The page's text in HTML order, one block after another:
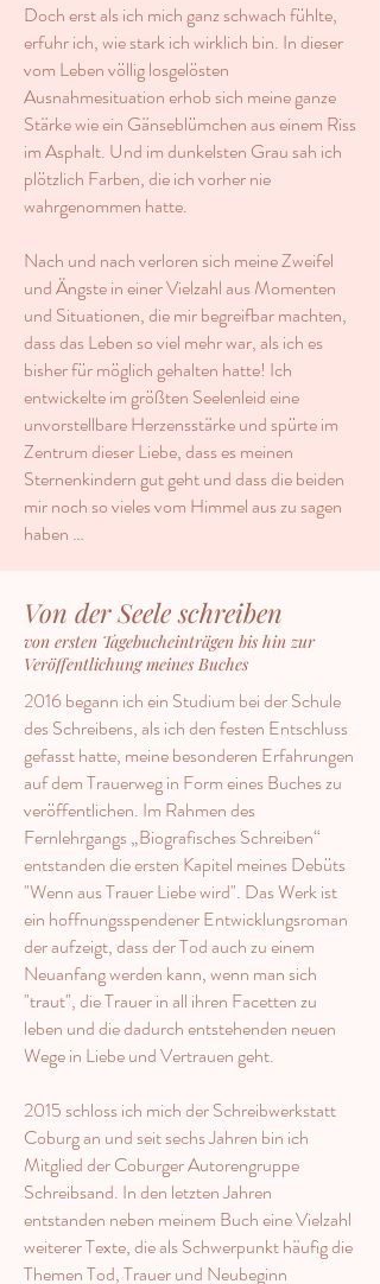
Doch erst als ich mich ganz schwach fühlte,
erfuhr ich, wie stark ich wirklich bin. In dieser
vom Leben völlig losgelösten
Ausnahmesituation erhob sich meine ganze
Stärke wie ein Gänseblümchen aus einem Riss
im Asphalt. Und im dunkelsten Grau sah ich
plötzlich Farben, die ich vorher nie
wahrgenommen hatte.
Nach und nach verloren sich meine Zweifel
und Ängste in einer Vielzahl aus Momenten
und Situationen, die mir begreifbar machten,
dass das Leben so viel mehr war, als ich es
bisher für möglich gehalten hatte! Ich
entwickelte im größten Seelenleid eine
unvorstellbare Herzensstärke und spürte im
Zentrum dieser Liebe, dass es meinen
Sternenkindern gut geht und dass die beiden
mir noch so vieles vom Himmel aus zu sagen
haben …
Von der Seele schreiben
von ersten Tagebucheinträgen bis hin zur
Veröffentlichung meines Buches
2016 begann ich ein Studium bei der Schule
des Schreibens, als ich den festen Entschluss
gefasst hatte, meine besonderen Erfahrungen
auf dem Trauerweg in Form eines Buches zu
veröffentlichen. Im Rahmen des
Fernlehrgangs „Biografisches Schreiben“
entstanden die ersten Kapitel meines Debüts
"Wenn aus Trauer Liebe wird". Das Werk ist
ein hoffnungsspendener Entwicklungsroman
der aufzeigt, dass der Tod auch zu einem
Neuanfang werden kann, wenn man sich
"traut", die Trauer in all ihren Facetten zu
leben und die dadurch entstehenden neuen
Wege in Liebe und Vertrauen geht.
2015 schloss ich mich der Schreibwerkstatt
Coburg an und seit sechs Jahren bin ich
Mitglied der Coburger Autorengruppe
Schreibsand. In den letzten Jahren
entstanden neben meinem Buch eine Vielzahl
weiterer Texte, die als Schwerpunkt häufig die
Themen Tod, Trauer und Neubeginn